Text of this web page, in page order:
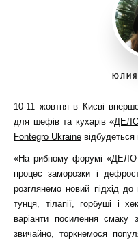
ЮЛИЯ
10-11 жовтня в Києві
для шефів та кухарів «
Fontegro Ukraine
«На рибному форумі
процес заморозки і
розглянемо новий підхід до
тунця, тілапії, горбуші і
варіанти посилення смаку
звичайно, торкнемося